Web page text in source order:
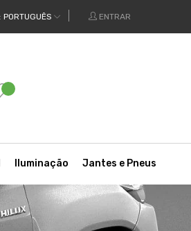
PORTUGUÊS ENTRAR
Iluminação Jantes e Pneus